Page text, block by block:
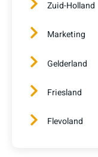
Zuid-Holland
Marketing
Gelderland
Friesland
Flevoland